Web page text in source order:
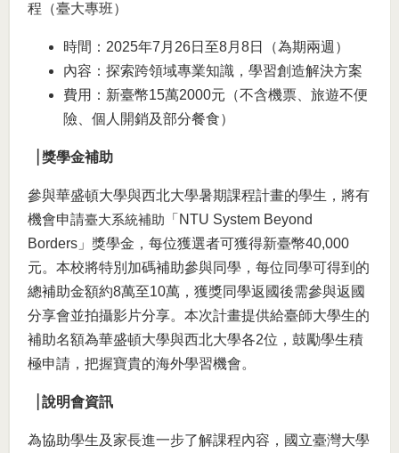
程（臺大專班）
時間：2025年7月26日至8月8日（為期兩週）
內容：探索跨領域專業知識，學習創造解決方案
費用：新臺幣15萬2000元（不含機票、旅遊不便
險、個人開銷及部分餐食）
獎學金補助
參與華盛頓大學與西北大學暑期課程計畫的學生，將有
機會申請臺大系統補助 「NTU System Beyond
Borders」獎學金，每位獲選者可獲得新臺幣40,000
元。本校將特別加碼補助參與同學，每位同學可得到的
總補助金額約8萬至10萬，獲獎同學返國後需參與返國
分享會並拍攝影片分享。本次計畫提供給臺師大學生的
補助名額為華盛頓大學與西北大學各2位，鼓勵學生積
極申請，把握寶貴的海外學習機會。
說明會資訊
為協助學生及家長進一步了解課程內容，國立臺灣大學